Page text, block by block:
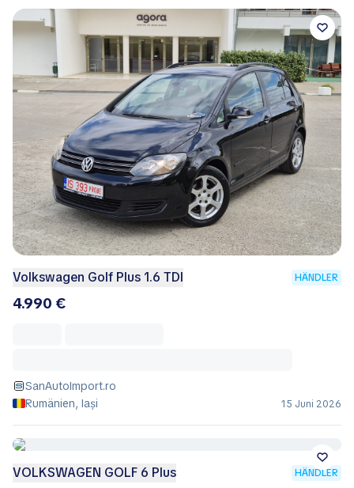
Volkswagen Golf Plus 1.6 TDI HÄNDLER
4.990 €
SanAutoImport.ro
Rumänien, Iași
15 Juni 2026
VOLKSWAGEN GOLF 6 Plus HÄNDLER